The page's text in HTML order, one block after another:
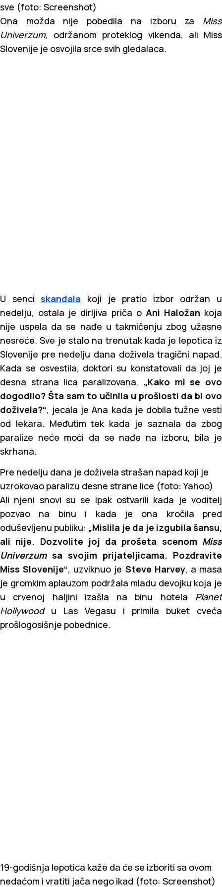
sve (foto: Screenshot)
Ona možda nije pobedila na izboru za Miss
Univerzum, održanom proteklog vikenda, ali Miss
Slovenije je osvojila srce svih gledalaca.
U senciskandala koji je pratio izbor održan u
nedelju, ostala je dirljiva priča o Ani Haložan koja
nije uspela da se nađe u takmičenju zbog užasne
nesreće. Sve je stalo na trenutak kada je lepotica iz
Slovenije pre nedelju dana doživela tragični napad.
Kada se osvestila, doktori su konstatovali da joj je
desna strana lica paralizovana. „Kako mi se ovo
dogodilo? Šta sam to učinila u prošlosti da bi ovo
doživela?“, jecala je Ana kada je dobila tužne vesti
od lekara. Međutim tek kada je saznala da zbog
paralize neće moći da se nađe na izboru, bila je
skrhana.
Pre nedelju dana je doživela strašan napad koji je
uzrokovao paralizu desne strane lice (foto: Yahoo)
Ali njeni snovi su se ipak ostvarili kada je voditelj
pozvao na binu i kada je ona kročila pred
oduševljenu publiku: „Mislila je da je izgubila šansu,
ali nije. Dozvolite joj da prošeta scenom Miss
Univerzumsa svojim prijateljicama. Pozdravite
Miss Slovenije“, uzviknuo je Steve Harvey, a masa
je gromkim aplauzom podržala mladu devojku koja je
u crvenoj haljini izašla na binu hotela Planet
Hollywoodu Las Vegasu i primila buket cveća
prošlogosišnje pobednice.
19-godišnja lepotica kaže da će se izboriti sa ovom
nedaćom i vratiti jača nego ikad (foto: Screenshot)